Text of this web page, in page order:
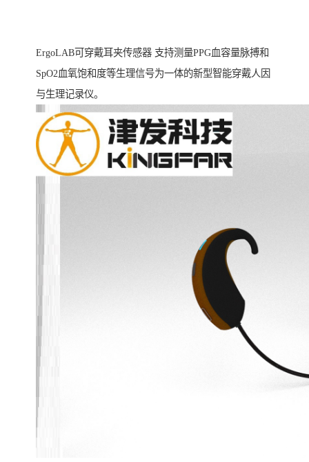
ErgoLAB可穿戴耳夹传感器 支持测量PPG血容量脉搏和
SpO2血氧饱和度等生理信号为一体的新型智能穿戴人因
与生理记录仪。